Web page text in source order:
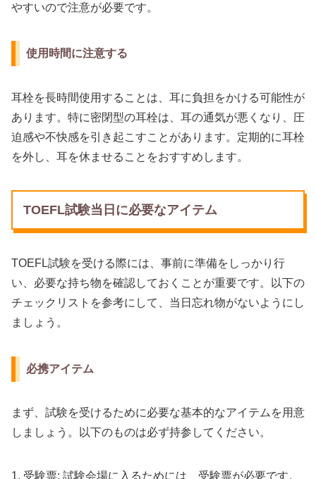
やすいので注意が必要です。
使用時間に注意する
耳栓を長時間使用することは、耳に負担をかける可能性が
あります。特に密閉型の耳栓は、耳の通気が悪くなり、圧
迫感や不快感を引き起こすことがあります。定期的に耳栓
を外し、耳を休ませることをおすすめします。
TOEFL試験当日に必要なアイテム
TOEFL試験を受ける際には、事前に準備をしっかり行
い、必要な持ち物を確認しておくことが重要です。以下の
チェックリストを参考にして、当日忘れ物がないようにし
ましょう。
必携アイテム
まず、試験を受けるために必要な基本的なアイテムを用意
しましょう。以下のものは必ず持参してください。
1. 受験票: 試験会場に入るためには、受験票が必要です。